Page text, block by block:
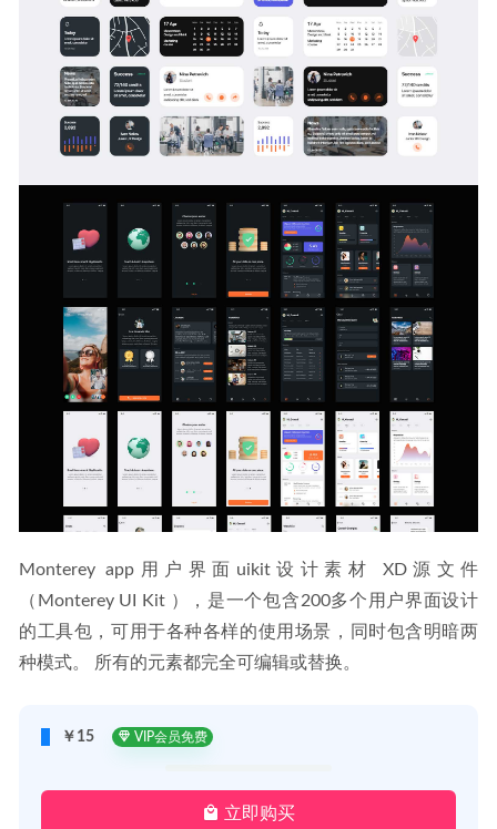
Monterey app用户界面uikit设计素材 XD源文件
（Monterey UI Kit ），是一个包含200多个用户界面设计
的工具包，可用于各种各样的使用场景，同时包含明暗两
种模式。 所有的元素都完全可编辑或替换。
￥15 VIP会员免费
立即购买